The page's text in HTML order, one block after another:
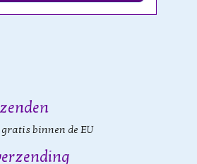
gratis binnen de EU